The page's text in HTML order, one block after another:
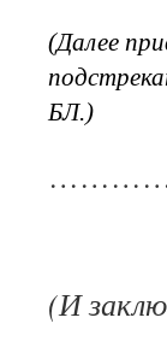
(Далее
БЛ.)
(И